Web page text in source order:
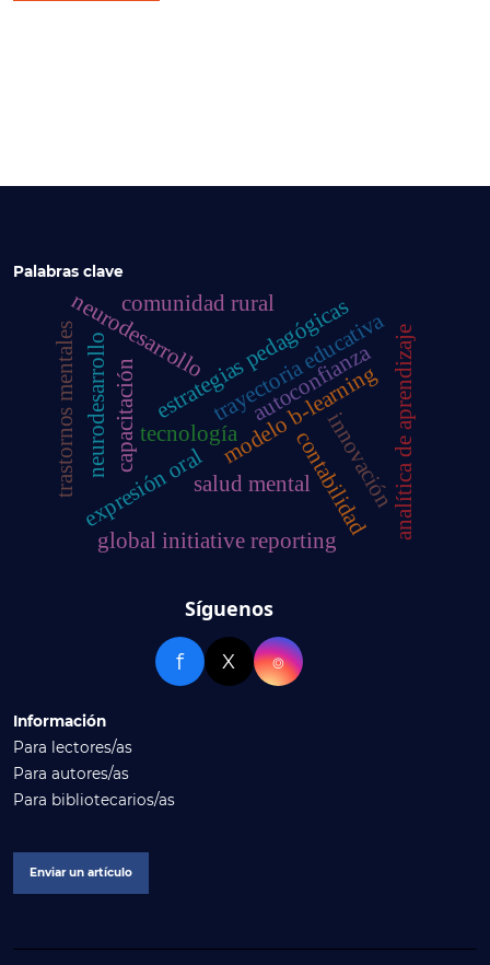
Palabras clave
modelo b-learning
tecnología
capacitación innovación
expresión oral
autoconfianza
estrategias pedagógicas
trayectoria educativa
neurodesarrollo analítica de aprendizaje
salud mental
trastornos mentales
comunidad rural
contabilidad
global initiative reporting
neurodesarrollo
Síguenos
f X ⌾
Información
Para lectores/as
Para autores/as
Para bibliotecarios/as
Enviar un artículo